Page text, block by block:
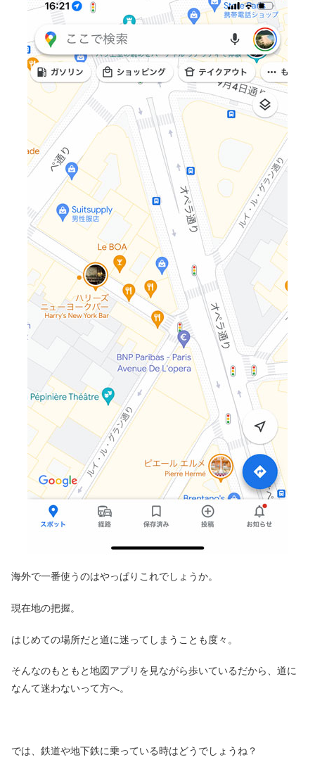
海外で一番使うのはやっぱりこれでしょうか。
現在地の把握。
はじめての場所だと道に迷ってしまうことも度々。
そんなのもともと地図アプリを見ながら歩いているだから、道に
なんて迷わないって方へ。
では、鉄道や地下鉄に乗っている時はどうでしょうね？